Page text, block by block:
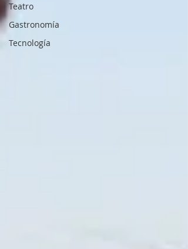
Teatro
Gastronomía
Tecnología